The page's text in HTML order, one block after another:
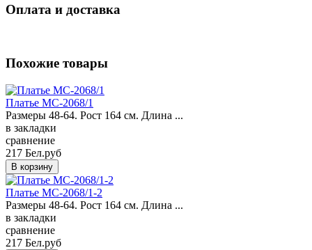
Оплата и доставка
Похожие товары
Платье MC-2068/1
Размеры 48-64. Рост 164 см. Длина ...
в закладки
сравнение
217 Бел.руб
Платье MC-2068/1-2
Размеры 48-64. Рост 164 см. Длина ...
в закладки
сравнение
217 Бел.руб